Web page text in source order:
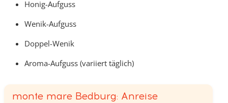
Honig-Aufguss
Wenik-Aufguss
Doppel-Wenik
Aroma-Aufguss (variiert täglich)
monte mare Bedburg: Anreise